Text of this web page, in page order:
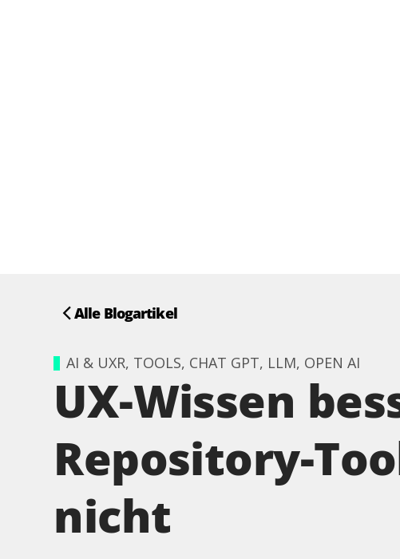
Alle Blogartikel
AI & UXR, TOOLS, CHAT GPT, LLM, OPEN AI
UX-Wissen
Repository-
nicht